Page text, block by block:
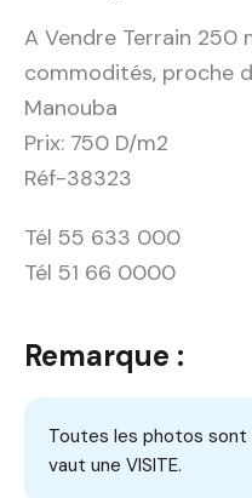
A Vendre Terrain 250
commodités, proche
Manouba
Prix: 750 D/m2
Réf-38323
Tél 55 633 000
Tél 51 66 0000
Remarque :
Toutes les photos sont
vaut une VISITE.